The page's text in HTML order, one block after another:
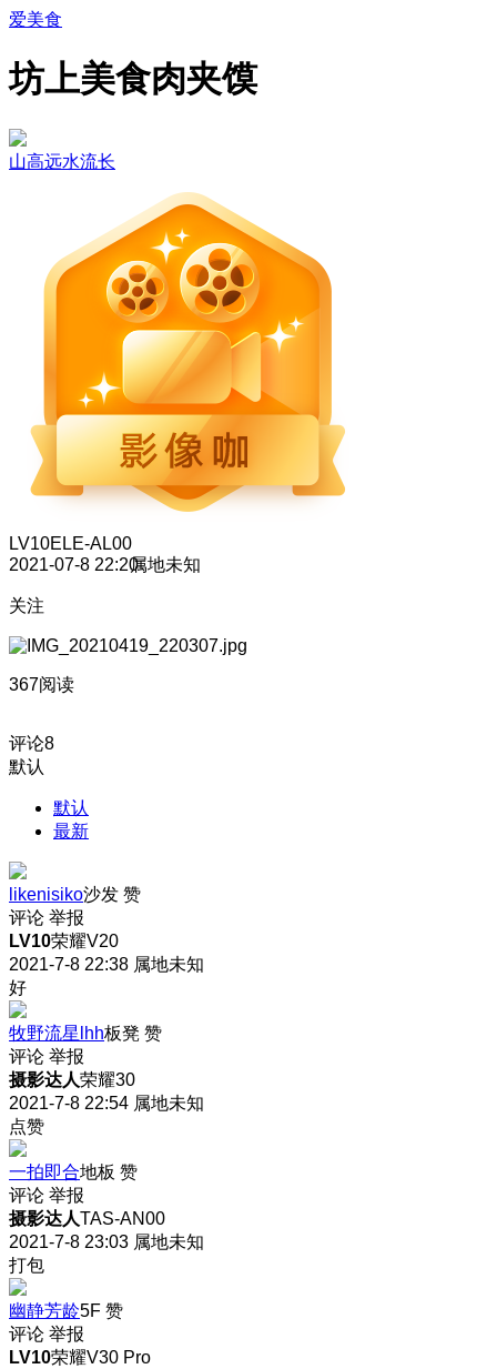
爱美食
坊上美食肉夹馍
山高远水流长
LV10ELE-AL00
2021-07-8 22:20属地未知
关注
367阅读
评论8
默认
默认
最新
likenisiko沙发 赞
评论 举报
LV10荣耀V20
2021-7-8 22:38 属地未知
好
牧野流星lhh板凳 赞
评论 举报
摄影达人荣耀30
2021-7-8 22:54 属地未知
点赞
一拍即合地板 赞
评论 举报
摄影达人TAS-AN00
2021-7-8 23:03 属地未知
打包
幽静芳龄5F 赞
评论 举报
LV10荣耀V30 Pro